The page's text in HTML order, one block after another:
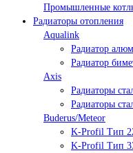
Промышленные
Радиаторы отопления
Aqualink
Радиатор
Радиатор
Axis
Радиаторы
Радиаторы
Buderus/Meteor
K-Profil Тип
K-Profil Тип